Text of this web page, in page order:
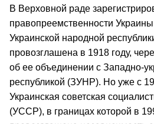
В Верховной раде
правопреемственности
Украинской народной
провозглашена в 1918 году,
об ее объединении с Западно-
республикой (ЗУНР). Но уже с
Украинская советская
(УССР), в границах которой в